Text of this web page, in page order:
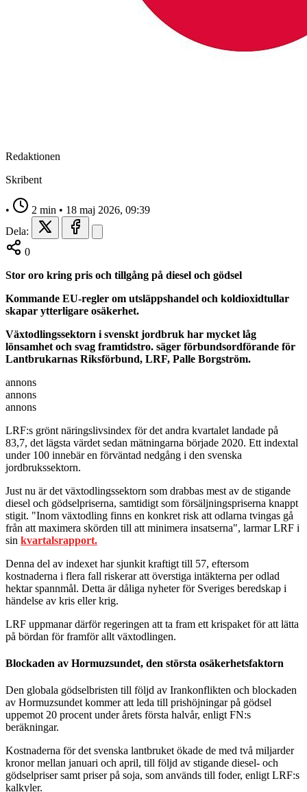
Redaktionen
Skribent
• 2 min • 18 maj 2026, 09:39
Dela:
0
Stor oro kring pris och tillgång på diesel och gödsel
Kommande EU-regler om utsläppshandel och koldioxidtullar
skapar ytterligare osäkerhet.
Växtodlingssektorn i svenskt jordbruk har mycket låg
lönsamhet och svag framtidstro. säger förbundsordförande för
Lantbrukarnas Riksförbund, LRF, Palle Borgström.
annons
annons
annons
LRF:s grönt näringslivsindex för det andra kvartalet landade på
83,7, det lägsta värdet sedan mätningarna började 2020. Ett indextal
under 100 innebär en förväntad nedgång i den svenska
jordbrukssektorn.
Just nu är det växtodlingssektorn som drabbas mest av de stigande
diesel och gödselpriserna, samtidigt som försäljningspriserna knappt
stigit. "Inom växtodling finns en konkret risk att odlarna tvingas gå
från att maximera skörden till att minimera insatserna", larmar LRF i
sin kvartalsrapport.
Denna del av indexet har sjunkit kraftigt till 57, eftersom
kostnaderna i flera fall riskerar att överstiga intäkterna per odlad
hektar spannmål. Detta är dåliga nyheter för Sveriges beredskap i
händelse av kris eller krig.
LRF uppmanar därför regeringen att ta fram ett krispaket för att lätta
på bördan för framför allt växtodlingen.
Blockaden av Hormuzsundet, den största osäkerhetsfaktorn
Den globala gödselbristen till följd av Irankonflikten och blockaden
av Hormuzsundet kommer att leda till prishöjningar på gödsel
uppemot 20 procent under årets första halvår, enligt FN:s
beräkningar.
Kostnaderna för det svenska lantbruket ökade de med två miljarder
kronor mellan januari och april, till följd av stigande diesel- och
gödselpriser samt priser på soja, som används till foder, enligt LRF:s
kalkyler.